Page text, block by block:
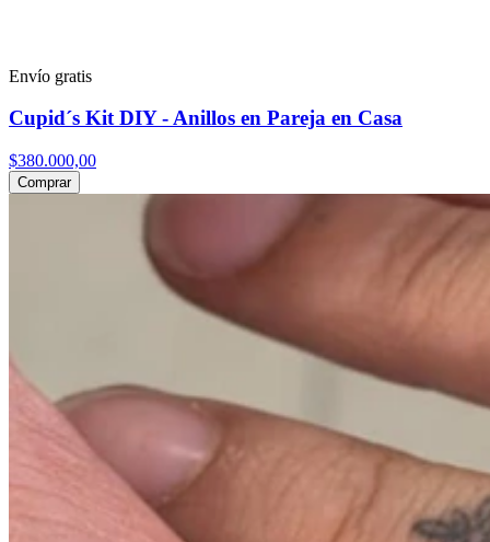
Envío gratis
Cupid´s Kit DIY - Anillos en Pareja en Casa
$380.000,00
Comprar